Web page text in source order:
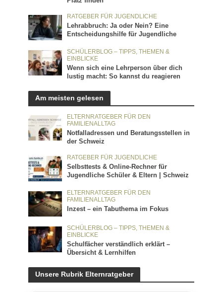
RATGEBER FÜR JUGENDLICHE
Lehrabbruch: Ja oder Nein? Eine
Entscheidungshilfe für Jugendliche
SCHÜLERBLOG – TIPPS, THEMEN &
EINBLICKE
Wenn sich eine Lehrperson über dich
lustig macht: So kannst du reagieren
Am meisten gelesen
ELTERNRATGEBER FÜR DEN
FAMILIENALLTAG
Notfalladressen und Beratungsstellen in
der Schweiz
RATGEBER FÜR JUGENDLICHE
Selbsttests & Online-Rechner für
Jugendliche Schüler & Eltern | Schweiz
ELTERNRATGEBER FÜR DEN
FAMILIENALLTAG
Inzest – ein Tabuthema im Fokus
SCHÜLERBLOG – TIPPS, THEMEN &
EINBLICKE
Schulfächer verständlich erklärt –
Übersicht & Lernhilfen
Unsere Rubrik Elternratgeber